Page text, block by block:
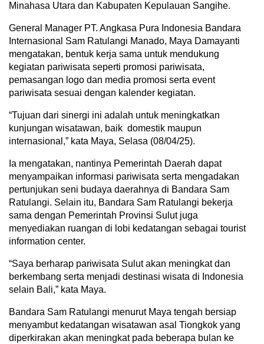
Minahasa Utara dan Kabupaten Kepulauan Sangihe.
General Manager PT. Angkasa Pura Indonesia Bandara
Internasional Sam Ratulangi Manado, Maya Damayanti
mengatakan, bentuk kerja sama untuk mendukung
kegiatan pariwisata seperti promosi pariwisata,
pemasangan logo dan media promosi serta event
pariwisata sesuai dengan kalender kegiatan.
“Tujuan dari sinergi ini adalah untuk meningkatkan
kunjungan wisatawan, baik domestik maupun
internasional,” kata Maya, Selasa (08/04/25).
Ia mengatakan, nantinya Pemerintah Daerah dapat
menyampaikan informasi pariwisata serta mengadakan
pertunjukan seni budaya daerahnya di Bandara Sam
Ratulangi. Selain itu, Bandara Sam Ratulangi bekerja
sama dengan Pemerintah Provinsi Sulut juga
menyediakan ruangan di lobi kedatangan sebagai tourist
information center.
“Saya berharap pariwisata Sulut akan meningkat dan
berkembang serta menjadi destinasi wisata di Indonesia
selain Bali,” kata Maya.
Bandara Sam Ratulangi menurut Maya tengah bersiap
menyambut kedatangan wisatawan asal Tiongkok yang
diperkirakan akan meningkat pada beberapa bulan ke